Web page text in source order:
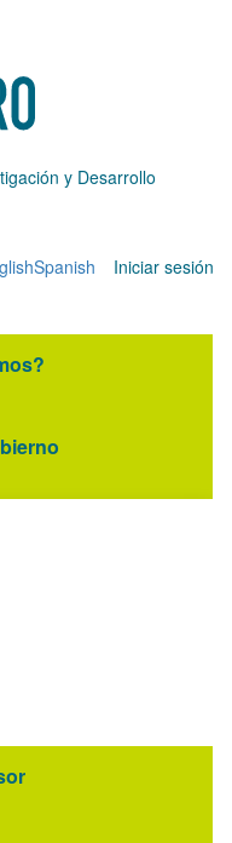
y Desarrollo
Iniciar sesión
Spanish